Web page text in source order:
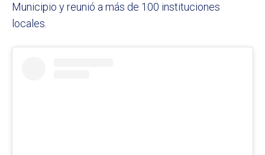
Municipio y reunió a más de 100 instituciones
locales.